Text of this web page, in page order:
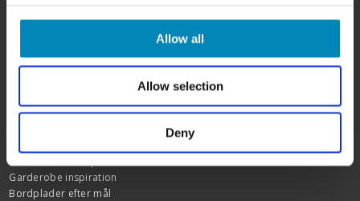
Allow all
Allow selection
Deny
Samlede skabe
FIND INSPIRATION
Rengøring af fedtede låger
Badeværelsesinspiration
Garderobe inspiration
Bordplader efter mål